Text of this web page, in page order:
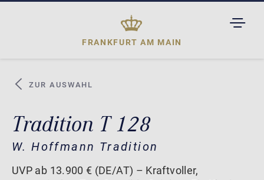
FRANKFURT AM MAIN
ZUR AUSWAHL
Tradition T 128
W. Hoffmann Tradition
UVP ab 13.900 € (DE/AT) – Kraftvoller,